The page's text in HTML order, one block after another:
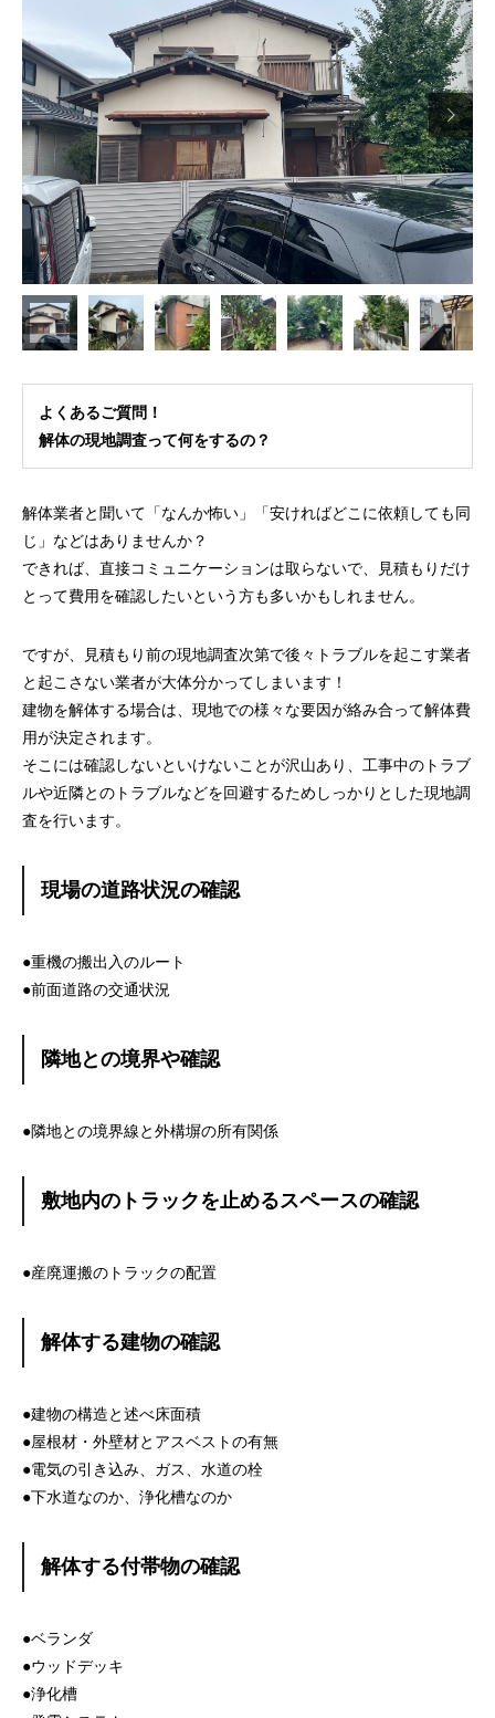

よくあるご質問！
解体の現地調査って何をするの？
解体業者と聞いて「なんか怖い」「安ければどこに依頼しても同
じ」などはありませんか？
できれば、直接コミュニケーションは取らないで、見積もりだけ
とって費用を確認したいという方も多いかもしれません。
ですが、見積もり前の現地調査次第で後々トラブルを起こす業者
と起こさない業者が大体分かってしまいます！
建物を解体する場合は、現地での様々な要因が絡み合って解体費
用が決定されます。
そこには確認しないといけないことが沢山あり、工事中のトラブ
ルや近隣とのトラブルなどを回避するためしっかりとした現地調
査を行います。
現場の道路状況の確認
●重機の搬出入のルート
●前面道路の交通状況
隣地との境界や確認
●隣地との境界線と外構塀の所有関係
敷地内のトラックを止めるスペースの確認
●産廃運搬のトラックの配置
解体する建物の確認
●建物の構造と述べ床面積
●屋根材・外壁材とアスベストの有無
●電気の引き込み、ガス、水道の栓
●下水道なのか、浄化槽なのか
解体する付帯物の確認
●ベランダ
●ウッドデッキ
●浄化槽